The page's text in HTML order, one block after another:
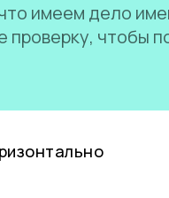
имеем дело
чтобы